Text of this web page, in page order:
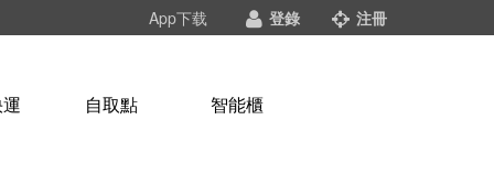
App下载 登錄 注冊
自取點 智能櫃